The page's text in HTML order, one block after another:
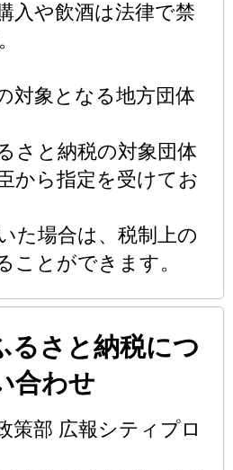
入や飲酒は法律で禁
対象となる地方団体
さと納税の対象団体
から指定を受けてお
た場合は、税制上の
ことができます。
さと納税につ
合わせ
部 広報シティプロ